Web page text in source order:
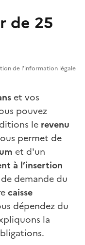
de 25
de l'information légale
et vos
pouvez
le revenu
permet de
et d'un
à l’insertion
demande du
caisse
dépendez du
la